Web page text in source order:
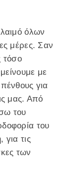
όλων
μέρες. Σαν
τόσο
με
για
μας. Από
του
του
για τις
των